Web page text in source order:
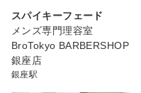
スパイキーフェード
メンズ専門理容室
BroTokyo BARBERSHOP
銀座店
銀座駅